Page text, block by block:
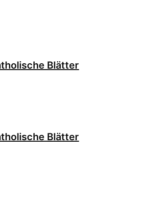
Blätter
Blätter